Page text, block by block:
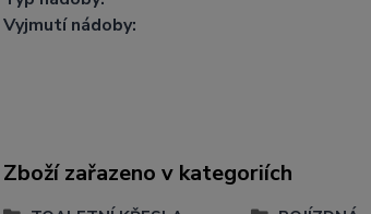
Vyjmutí nádoby:
Zboží zařazeno v kategoriích